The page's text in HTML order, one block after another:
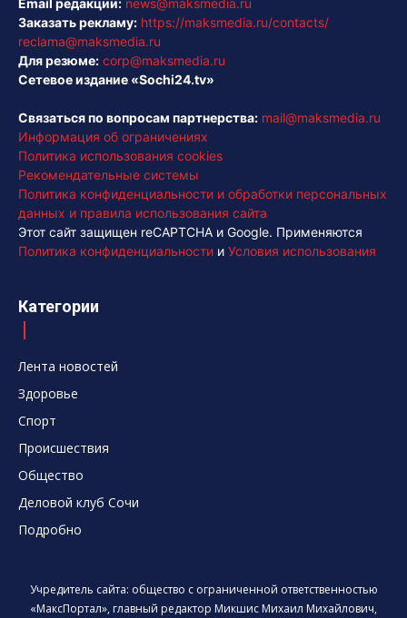
Заказать рекламу: https://maksmedia.ru/contacts/
reclama@maksmedia.ru
Для резюме: corp@maksmedia.ru
Сетевое издание «Sochi24.tv»
Связаться по вопросам партнерства: mail@maksmedia.ru
Информация об ограничениях
Политика использования cookies
Рекомендательные системы
Политика конфиденциальности и обработки персональных
данных и правила использования сайта
Этот сайт защищен reCAPTCHA и Google. Применяются
Политика конфиденциальности и Условия использования
Категории
Лента новостей
Здоровье
Спорт
Происшествия
Общество
Деловой клуб Сочи
Подробно
Учредитель сайта: общество с ограниченной ответственностью
«МаксПортал», главный редактор Микшис Михаил Михайлович,